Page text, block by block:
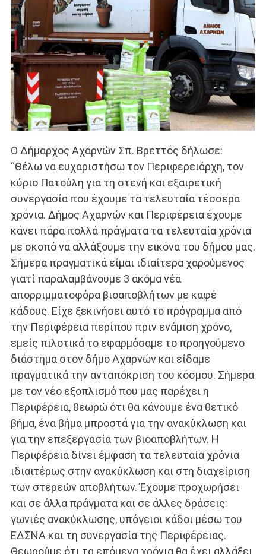
Ο Δήμαρχος Αχαρνών Σπ. Βρεττός δήλωσε:
“Θέλω να ευχαριστήσω τον Περιφερειάρχη, τον
κύριο Πατούλη για τη στενή και εξαιρετική
συνεργασία που έχουμε τα τελευταία τέσσερα
χρόνια. Δήμος Αχαρνών και Περιφέρεια έχουμε
κάνει πάρα πολλά πράγματα τα τελευταία χρόνια
με σκοπό να αλλάξουμε την εικόνα του δήμου μας.
Σήμερα πραγματικά είμαι ιδιαίτερα χαρούμενος
γιατί παραλαμβάνουμε 3 ακόμα νέα
απορριμματοφόρα βιοαποβλήτων με καφέ
κάδους. Είχε ξεκινήσει αυτό το πρόγραμμα από
την Περιφέρεια περίπου πριν ενάμιση χρόνο,
εμείς πιλοτικά το εφαρμόσαμε το προηγούμενο
διάστημα στον δήμο Αχαρνών και είδαμε
πραγματικά την ανταπόκριση του κόσμου. Σήμερα
με τον νέο εξοπλισμό που μας παρέχει η
Περιφέρεια, θεωρώ ότι θα κάνουμε ένα θετικό
βήμα, ένα βήμα μπροστά για την ανακύκλωση και
για την επεξεργασία των βιοαποβλήτων. Η
Περιφέρεια δίνει έμφαση τα τελευταία χρόνια
ιδιαιτέρως στην ανακύκλωση και στη διαχείριση
των στερεών αποβλήτων. Έχουμε προχωρήσει
και σε άλλα πράγματα και σε άλλες δράσεις:
γωνιές ανακύκλωσης, υπόγειοι κάδοι μέσω του
ΕΔΣΝΑ και τη συνεργασία της Περιφέρειας.
Θεωρούμε ότι τα επόμενα χρόνια θα έχει αλλάξει